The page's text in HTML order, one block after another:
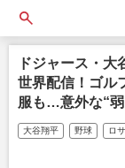
ドジャース・
世界配信！ゴル
服も…意外な“弱
大谷翔平 野球 ロ